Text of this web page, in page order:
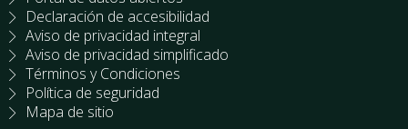
Declaración de accesibilidad
Aviso de privacidad integral
Aviso de privacidad simplificado
Términos y Condiciones
Política de seguridad
Mapa de sitio